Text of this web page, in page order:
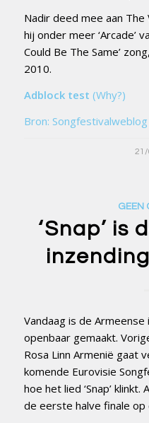
Nadir deed mee aan
hij onder meer ‘Arcade’
Could Be The Same’
2010.
Adblock test (Why?)
Bron: Songfestivalweblog
GEEN
‘Snap’ is
Vandaag is de
openbaar gemaakt.
Rosa Linn Armenië gaat
komende Eurovisie
hoe het lied ‘Snap’
de eerste halve finale op